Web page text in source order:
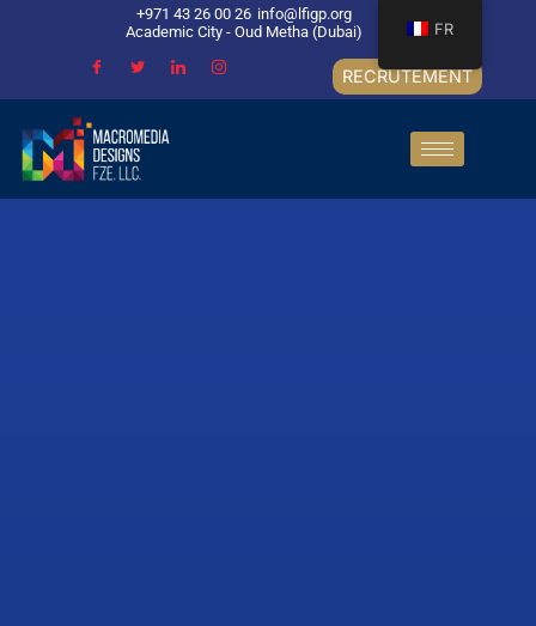
+971 43 26 00 26 info@lfigp.org
Academic City - Oud Metha (Dubai)
RECRUTEMENT
FR